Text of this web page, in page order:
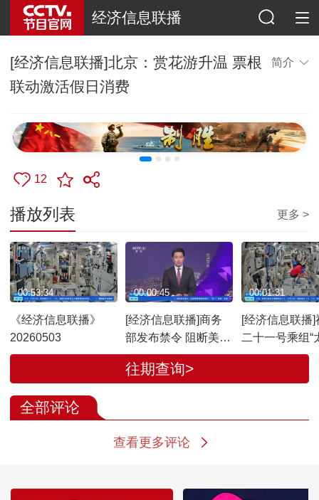
经济信息联播
[经济信息联播]北京：赏花游升温 票根
联动激活假日消费
简介
12
播放列表 更多 >
《经济信息联播》
20260503
00:53:34
[经济信息联播]商务
部发布禁令 阻断美国
对5家中国企业实施
制裁
00:00:45
[经济信息联播]
二十一号乘组“
差”超180天
00:01:31
往期查询>
全部评论
查看更多评论